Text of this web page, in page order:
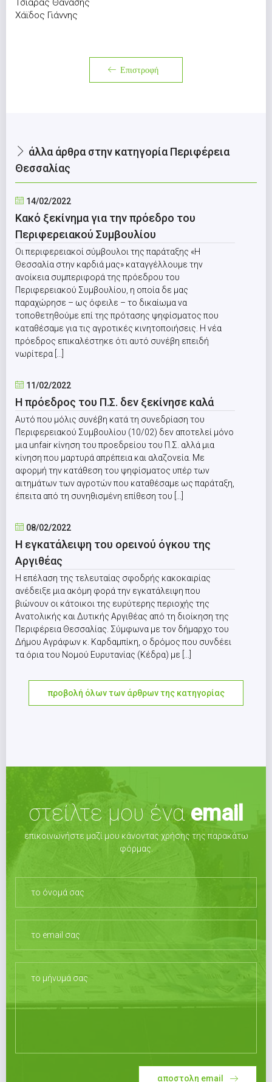
Τσιάρας Θανάσης
Χάϊδος Γιάννης
Επιστροφή
άλλα άρθρα στην κατηγορία Περιφέρεια
Θεσσαλίας
14/02/2022
Κακό ξεκίνημα για την πρόεδρο του
Περιφερειακού Συμβουλίου
Οι περιφερειακοί σύμβουλοι της παράταξης «Η
Θεσσαλία στην καρδιά μας» καταγγέλλουμε την
ανοίκεια συμπεριφορά της πρόεδρου του
Περιφερειακού Συμβουλίου, η οποία δε μας
παραχώρησε – ως όφειλε – το δικαίωμα να
τοποθετηθούμε επί της πρότασης ψηφίσματος που
καταθέσαμε για τις αγροτικές κινητοποιήσεις. Η νέα
πρόεδρος επικαλέστηκε ότι αυτό συνέβη επειδή
νωρίτερα [...]
11/02/2022
Η πρόεδρος του Π.Σ. δεν ξεκίνησε καλά
Αυτό που μόλις συνέβη κατά τη συνεδρίαση του
Περιφερειακού Συμβουλίου (10/02) δεν αποτελεί μόνο
μια unfair κίνηση του προεδρείου του Π.Σ. αλλά μια
κίνηση που μαρτυρά απρέπεια και αλαζονεία. Με
αφορμή την κατάθεση του ψηφίσματος υπέρ των
αιτημάτων των αγροτών που καταθέσαμε ως παράταξη,
έπειτα από τη συνηθισμένη επίθεση του [...]
08/02/2022
Η εγκατάλειψη του ορεινού όγκου της
Αργιθέας
Η επέλαση της τελευταίας σφοδρής κακοκαιρίας
ανέδειξε μια ακόμη φορά την εγκατάλειψη που
βιώνουν οι κάτοικοι της ευρύτερης περιοχής της
Ανατολικής και Δυτικής Αργιθέας από τη διοίκηση της
Περιφέρεια Θεσσαλίας. Σύμφωνα με τον δήμαρχο του
Δήμου Αγράφων κ. Καρδαμπίκη, ο δρόμος που συνδέει
τα όρια του Νομού Ευρυτανίας (Κέδρα) με [...]
προβολή όλων των άρθρων της κατηγορίας
στείλτε μου έναemail
επικοινωνήστε μαζί μου κάνοντας χρήσης της παρακάτω
φόρμας.
αποστολη email